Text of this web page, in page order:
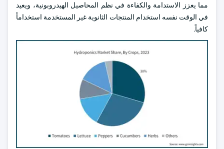
مما يعزز الاستدامة والكفاءة في نظم المحاصيل الهيدروبونية، ويعيد
في الوقت نفسه استخدام المنتجات الثانوية غير المستخدمة استخداماً
كافياً.